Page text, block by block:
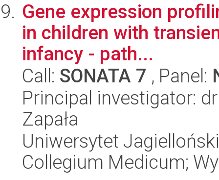
Gene expression
in children with
infancy - path...
Call: SONATA 7 , Panel:
Principal investigator:
Zapała
Uniwersytet
Collegium Medicum;